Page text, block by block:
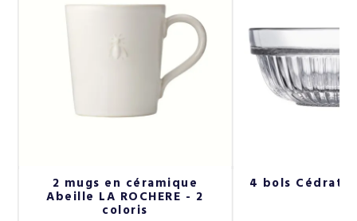
2 mugs en céramique
Abeille LA ROCHERE - 2
coloris
4 bols Cédrat